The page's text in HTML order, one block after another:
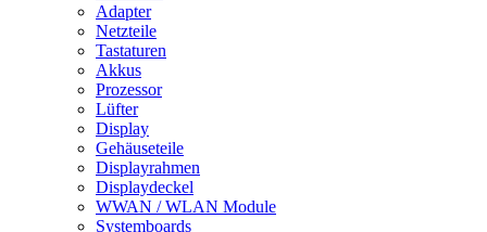
Adapter
Netzteile
Tastaturen
Akkus
Prozessor
Lüfter
Display
Gehäuseteile
Displayrahmen
Displaydeckel
WWAN / WLAN Module
Systemboards